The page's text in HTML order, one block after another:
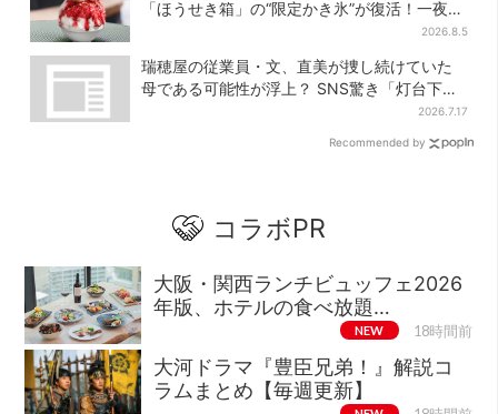
「ほうせき箱」の“限定かき氷”が復活！一夜限
2026.8.5
瑞穂屋の従業員・文、直美が捜し続けていた
母である可能性が浮上？ SNS驚き「灯台下暗
2026.7.17
Recommended by
コラボPR
大阪・関西ランチビュッフェ2026
年版、ホテルの食べ放題…
NEW 18時間前
大河ドラマ『豊臣兄弟！』解説コ
ラムまとめ【毎週更新】